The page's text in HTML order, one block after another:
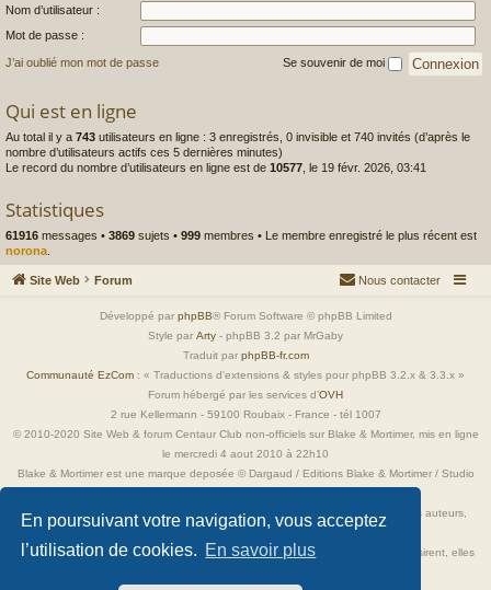
En poursuivant votre navigation, vous acceptez
l’utilisation de cookies. En savoir plus
Nom d’utilisateur :
Mot de passe :
J’ai oublié mon mot de passe Se souvenir de moi
Qui est en ligne
Au total il y a 743 utilisateurs en ligne : 3 enregistrés, 0 invisible et 740 invités (d’après le
nombre d’utilisateurs actifs ces 5 dernières minutes)
Le record du nombre d’utilisateurs en ligne est de 10577 , le 19 févr. 2026, 03:41
Statistiques
61916 messages • 3869 sujets • 999 membres • Le membre enregistré le plus récent est
norona
Site Web Forum Nous contacter
Développé par phpBB® Forum Software © phpBB Limited
Style par Arty - phpBB 3.2 par MrGaby
Traduit par phpBB-fr.com
Communauté EzCom : « Traductions d'extensions & styles pour phpBB 3.2.x & 3.3.x »
Forum hébergé par les services d’OVH
2 rue Kellermann - 59100 Roubaix - France - tél 1007
© 2010-2020 Site Web & forum Centaur Club non-officiels sur Blake & Mortimer, mis en ligne
le mercredi 4 aout 2010 à 22h10
Blake & Mortimer est une marque deposée © Dargaud / Editions Blake & Mortimer / Studio
Toutes les images incluses dans ces pages sont la propriété exclusive de leurs auteurs,
ayant droits et/ou éditeurs.
Elles ne sont ici qu'à titre de référence ou d'illustration. Si les propriétaires le désirent, elles